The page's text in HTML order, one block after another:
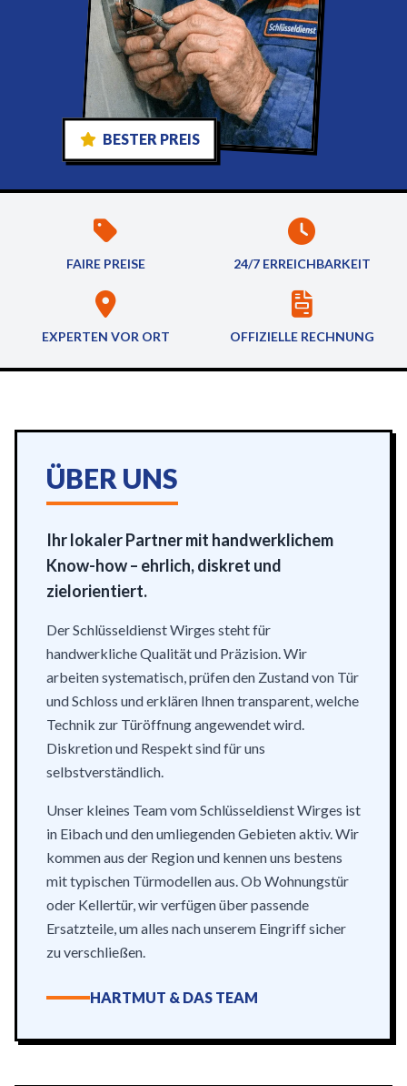
BESTER PREIS
FAIRE PREISE 24/7 ERREICHBARKEIT
EXPERTEN VOR ORT OFFIZIELLE RECHNUNG
ÜBER UNS
Ihr lokaler Partner mit handwerklichem
Know-how – ehrlich, diskret und
zielorientiert.
Der Schlüsseldienst Wirges steht für
handwerkliche Qualität und Präzision. Wir
arbeiten systematisch, prüfen den Zustand von Tür
und Schloss und erklären Ihnen transparent, welche
Technik zur Türöffnung angewendet wird.
Diskretion und Respekt sind für uns
selbstverständlich.
Unser kleines Team vom Schlüsseldienst Wirges ist
in Eibach und den umliegenden Gebieten aktiv. Wir
kommen aus der Region und kennen uns bestens
mit typischen Türmodellen aus. Ob Wohnungstür
oder Kellertür, wir verfügen über passende
Ersatzteile, um alles nach unserem Eingriff sicher
zu verschließen.
HARTMUT & DAS TEAM